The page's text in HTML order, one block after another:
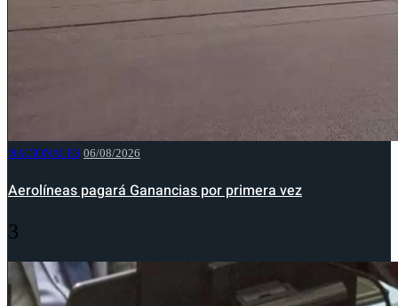
NACIONALES 06/08/2026
Aerolíneas pagará Ganancias por primera vez
3